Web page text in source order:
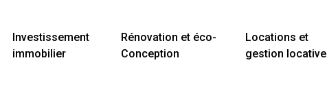
Investissement
immobilier
Rénovation et éco-
Conception
Locations et
gestion locative